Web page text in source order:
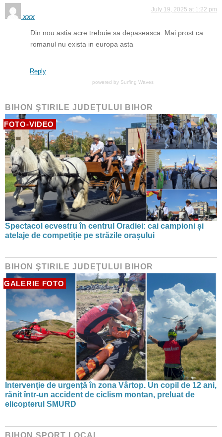
xxx
July 19, 2025 at 1:22 pm
Din nou astia acre trebuie sa depaseasca. Mai prost ca
romanul nu exista in europa asta
Reply
powered by Surfing Waves
BIHON ŞTIRILE JUDEŢULUI BIHOR
FOTO-VIDEO
Spectacol ecvestru în centrul Oradiei: cai campioni și
atelaje de competiție pe străzile orașului
BIHON ŞTIRILE JUDEŢULUI BIHOR
GALERIE FOTO
Intervenție de urgență în zona Vârtop. Un copil de 12 ani,
rănit într-un accident de ciclism montan, preluat de
elicopterul SMURD
BIHON SPORT LOCAL